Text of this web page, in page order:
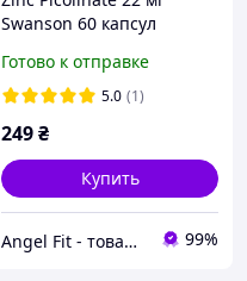
Swanson 60 капсул
Готово к отправке
5.0 (1)
249₴
Купить
Angel Fit - товари для здоров'я, спорту та активного життя 99%